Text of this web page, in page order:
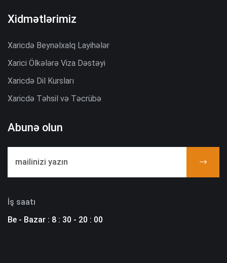
Xidmətlərimiz
Xaricdə Beynəlxalq Layihələr
Xarici Ölkələrə Viza Dəstəyi
Xaricdə Dil Kursları
Xaricdə Təhsil və Təcrübə
Abunə olun
İş saatı
Be - Bazar : 8 : 30 - 20 : 00